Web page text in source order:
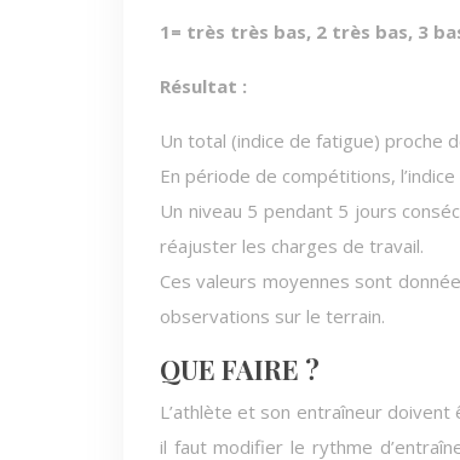
1= très très bas, 2 très bas, 3
Résultat :
Un total (indice de fatigue) proche
En période de compétitions,
Un niveau 5 pendant 5 jours
réajuster les charges de travail.
Ces valeurs moyennes sont
observations sur le terrain.
QUE FAIRE ?
L’athlète et son entraîneur
il faut modifier le rythme